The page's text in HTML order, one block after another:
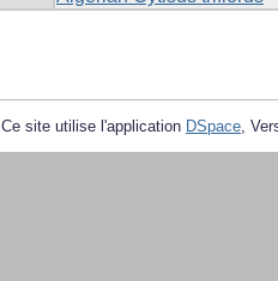
Ce site utilise l'application DSpace,